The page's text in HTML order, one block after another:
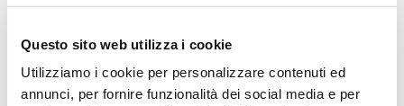
Questo sito web utilizza i cookie
Utilizziamo i cookie per personalizzare contenuti ed
annunci, per fornire funzionalità dei social media e per
Valentino, la città dedica
numerosi eventi alla festa
dell’amore. Tutto, infatti, è
dedicato a coloro che si